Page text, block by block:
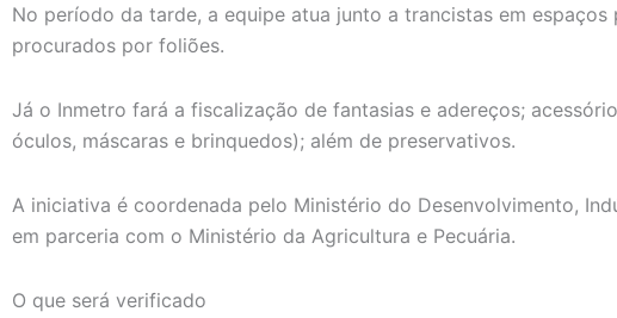
No período da tarde, a equipe atua junto a trancistas em
procurados por foliões.
Já o Inmetro fará a fiscalização de fantasias e adereços;
óculos, máscaras e brinquedos); além de preservativos.
A iniciativa é coordenada pelo Ministério do Desenvolvimento,
em parceria com o Ministério da Agricultura e Pecuária.
O que será verificado